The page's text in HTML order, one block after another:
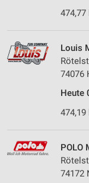
474,77
Louis
74076
Heute
474,19
POLO
74172